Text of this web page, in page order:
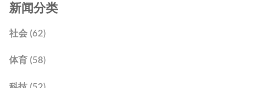
新闻分类
社会 (62)
体育 (58)